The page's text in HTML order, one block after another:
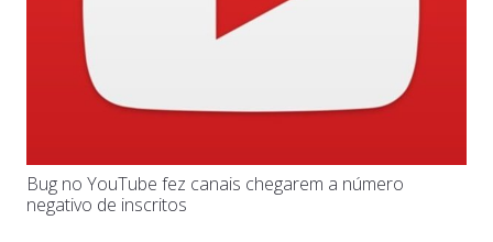
Bug no YouTube fez canais chegarem a número
negativo de inscritos